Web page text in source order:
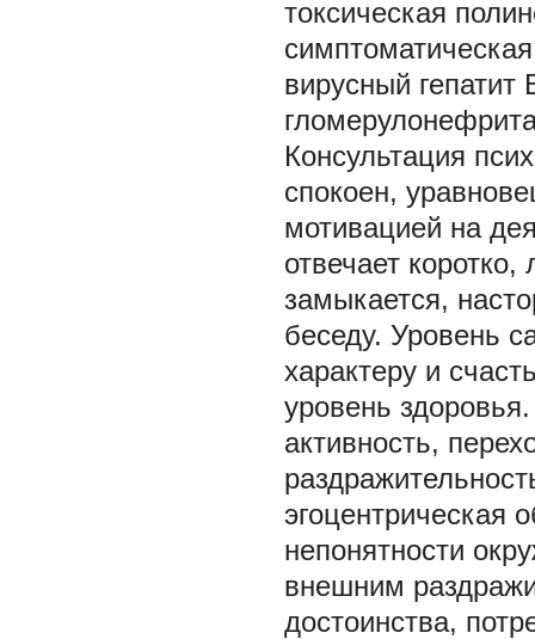
токсическая
вирусный
Консультация
спокоен,
мотивацией на
отвечает
замыкается,
беседу. Уровень
характеру и
уровень
активность,
эгоцентрическая
непонятности
внешним
достоинства,